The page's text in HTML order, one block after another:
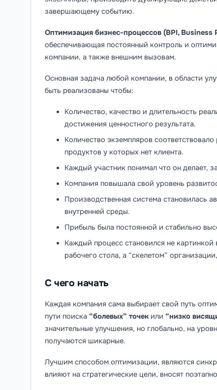
завершающему событию.
Оптимизация бизнес-процессов (BPI, Business
обеспечивающая постоянный контроль и
компании, а также внешним вызовам.
Основная задача любой компании, в области
быть реализованы чтобы:
Количество, качество и длительность
достижения ценностного результата.
Количество экземпляров
продуктов у которых нет клиента.
Каждый участник понимал что он делает,
Компания повышала свой уровень
Производственная система становилась
внутренней среды.
Прибыль была постоянной и стабильно
Каждый процесс становился не
рабочего стола, а “скелетом”
С чего начать
Каждая компания сама выбирает свой путь
пути поиска “болевых” точек или “низко
значительные улучшения, но глобально, на
получаются шикарные.
Лучшим способом оптимизации, являются
влияют на стратегические цели, вносят